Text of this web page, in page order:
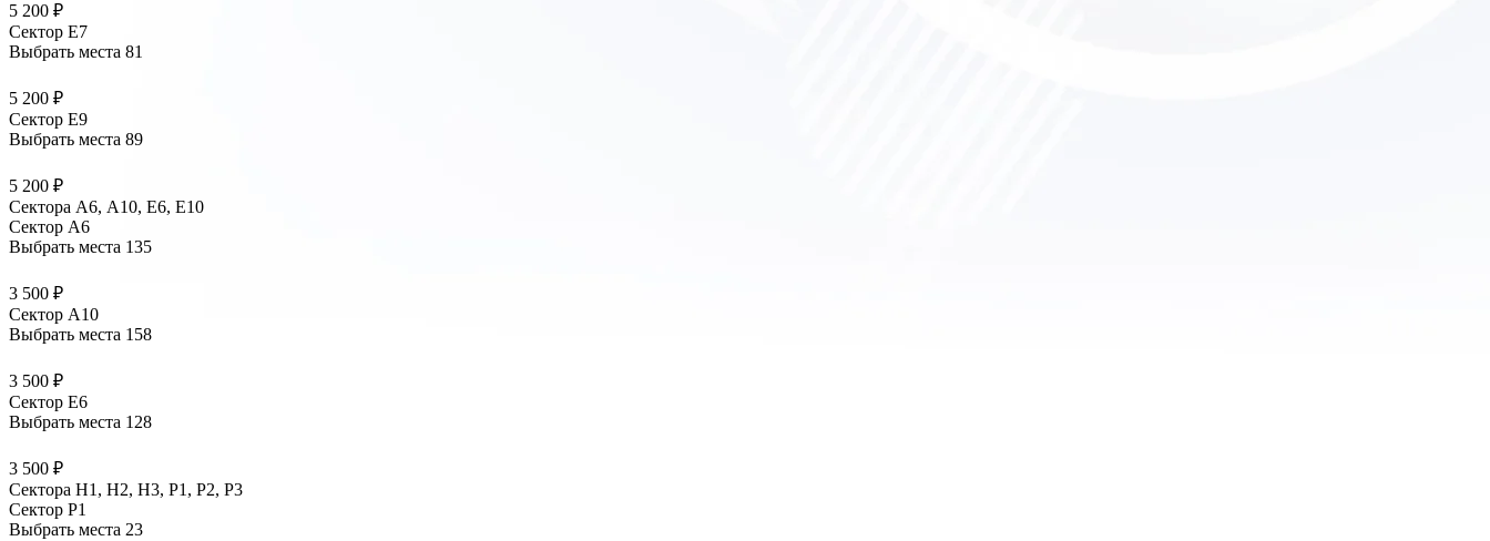
5 200 ₽
Сектор E7
Выбрать места 81
5 200 ₽
Сектор E9
Выбрать места 89
5 200 ₽
Сектора А6, А10, Е6, Е10
Сектор A6
Выбрать места 135
3 500 ₽
Сектор A10
Выбрать места 158
3 500 ₽
Сектор E6
Выбрать места 128
3 500 ₽
Сектора Н1, Н2, Н3, Р1, Р2, Р3
Сектор P1
Выбрать места 23